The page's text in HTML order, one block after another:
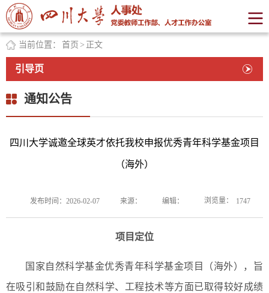
当前位置： 首页 > 正文
引导页
通知公告
四川大学诚邀全球英才依托我校申报优秀青年科学基金项目
（海外）
发布时间：2026-02-07 来源： 编辑： 浏览量： 1747
项目定位
国家自然科学基金优秀青年科学基金项目（海外），旨
在吸引和鼓励在自然科学、工程技术等方面已取得较好成绩